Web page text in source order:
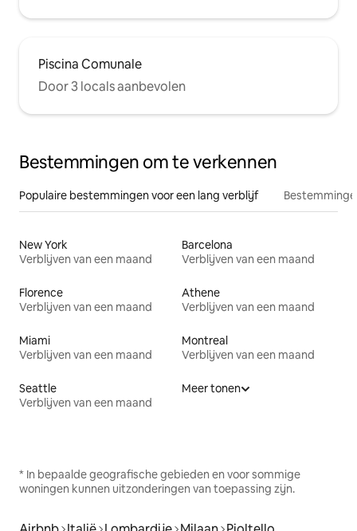
Piscina Comunale
Door 3 locals aanbevolen
Bestemmingen om te verkennen
Populaire bestemmingen voor een lang verblijf
New York
Verblijven van een maand
Barcelona
Verblijven van een maand
Florence
Verblijven van een maand
Athene
Verblijven van een maand
Miami
Verblijven van een maand
Montreal
Verblijven van een maand
Seattle
Verblijven van een maand
Meer tonen
* In bepaalde geografische gebieden en voor sommige
woningen kunnen uitzonderingen van toepassing zijn.